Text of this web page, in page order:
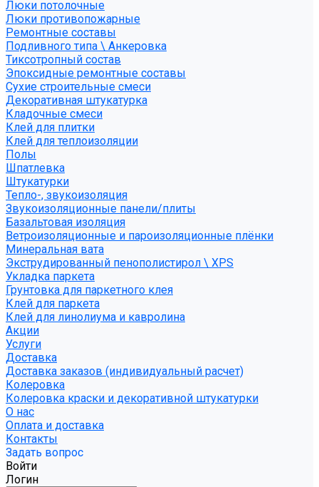
Люки потолочные
Люки противопожарные
Ремонтные составы
Подливного типа \ Анкеровка
Тиксотропный состав
Эпоксидные ремонтные составы
Сухие строительные смеси
Декоративная штукатурка
Кладочные смеси
Клей для плитки
Клей для теплоизоляции
Полы
Шпатлевка
Штукатурки
Тепло-, звукоизоляция
Звукоизоляционные панели/плиты
Базальтовая изоляция
Ветроизоляционные и пароизоляционные плёнки
Минеральная вата
Экструдированный пенополистирол \ XPS
Укладка паркета
Грунтовка для паркетного клея
Клей для паркета
Клей для линолиума и кавролина
Акции
Услуги
Доставка
Доставка заказов (индивидуальный расчет)
Колеровка
Колеровка краски и декоративной штукатурки
О нас
Оплата и доставка
Контакты
Задать вопрос
Войти
Логин